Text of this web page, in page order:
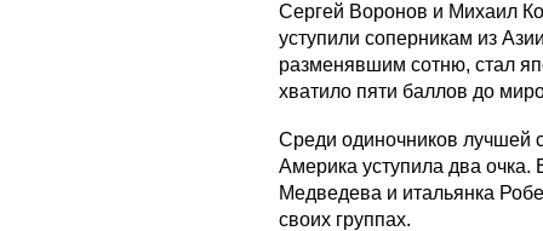
Сергей Воронов и Михаил
уступили соперникам из
разменявшим сотню, стал
хватило пяти баллов до
Среди одиночников лучшей
Америка уступила два очка.
Медведева и итальянка
своих группах.